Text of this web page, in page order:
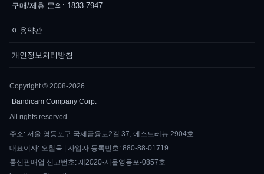
구매/제휴 문의: 1833-7947
이용약관
개인정보처리방침
Copyright © 2008-2026
Bandicam Company Corp.
All rights reserved.
주소: 서울 영등포구 국제금융로2길 37, 에스트레뉴 2904호
대표이사: 오철욱 | 사업자 등록번호: 880-88-01719
통신판매업 신고번호: 제2020-서울영등포-0857호